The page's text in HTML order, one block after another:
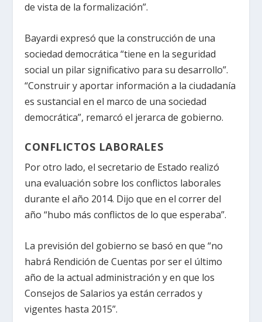
de vista de la formalización”.
Bayardi expresó que la construcción de una
sociedad democrática “tiene en la seguridad
social un pilar significativo para su desarrollo”.
“Construir y aportar información a la ciudadanía
es sustancial en el marco de una sociedad
democrática”, remarcó el jerarca de gobierno.
CONFLICTOS LABORALES
Por otro lado, el secretario de Estado realizó
una evaluación sobre los conflictos laborales
durante el año 2014. Dijo que en el correr del
año “hubo más conflictos de lo que esperaba”.
La previsión del gobierno se basó en que “no
habrá Rendición de Cuentas por ser el último
año de la actual administración y en que los
Consejos de Salarios ya están cerrados y
vigentes hasta 2015”.